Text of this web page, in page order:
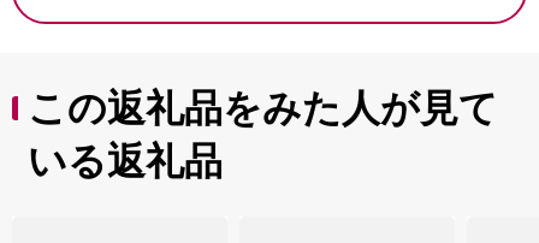
この返礼品をみた人が見て
いる返礼品